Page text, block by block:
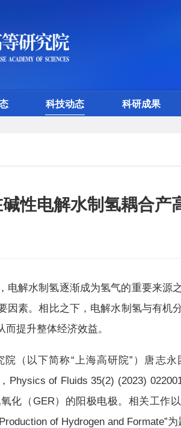
科技动态 科研成果
性电解水制氢耦合产
电解水制氢逐渐成为氢气的重要来
因素。相比之下，电解水制氢与有
提升整体经济效益。
（以下简称“上海高研院”）唐志
Physics of Fluids 35(2) (2023)
化（GER）的阳极电极。相关工作
of Hydrogen and Formate”为